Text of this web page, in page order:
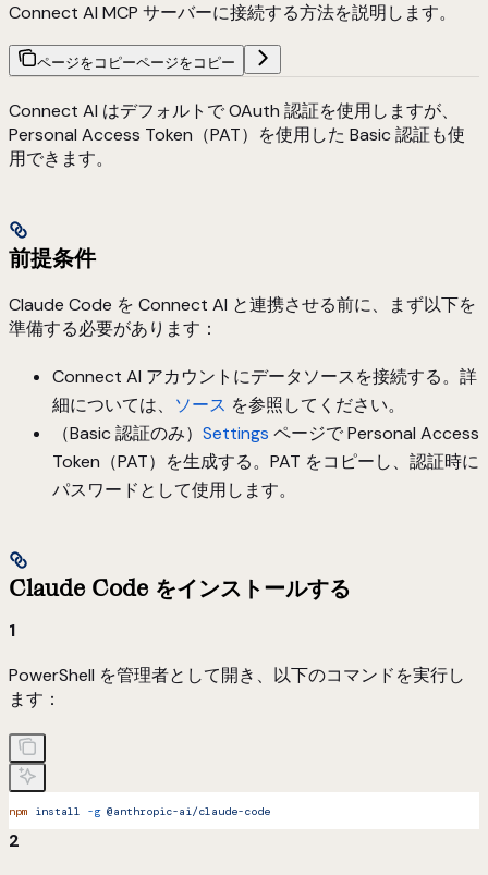
Connect AI MCP サーバーに接続する方法を説明します。
ページをコピーページをコピー
Connect AI はデフォルトで OAuth 認証を使用しますが、
Personal Access Token（PAT）を使用した Basic 認証も使
用できます。
前提条件
Claude Code を Connect AI と連携させる前に、まず以下を
準備する必要があります：
Connect AI アカウントにデータソースを接続する。詳
細については、 ソース を参照してください。
（Basic 認証のみ） Settings ページで Personal Access
Token（PAT）を生成する。PAT をコピーし、認証時に
パスワードとして使用します。
Claude Code をインストールする
1
PowerShell を管理者として開き、以下のコマンドを実行し
ます：
npm install -g @anthropic-ai/claude-code
2